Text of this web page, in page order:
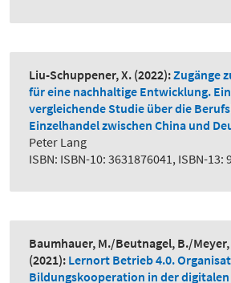
Liu-Schuppener, X. (2022):Zugänge
für eine nachhaltige Entwicklung.
vergleichende Studie über die
Einzelhandel zwischen China und
Peter Lang
ISBN: ISBN-10: 3631876041, ISBN-13:
Baumhauer, M./Beutnagel, B./
(2021): Lernort Betrieb 4.0.
Bildungskooperation in der